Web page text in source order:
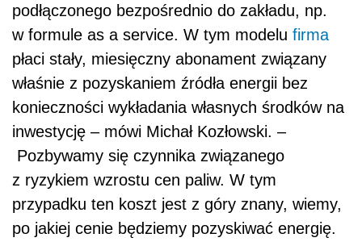
podłączonego bezpośrednio do zakładu, np.
w formule as a service. W tym modelu firma
płaci stały, miesięczny abonament związany
właśnie z pozyskaniem źródła energii bez
konieczności wykładania własnych środków na
inwestycję – mówi Michał Kozłowski. –
Pozbywamy się czynnika związanego
z ryzykiem wzrostu cen paliw. W tym
przypadku ten koszt jest z góry znany, wiemy,
po jakiej cenie będziemy pozyskiwać energię.